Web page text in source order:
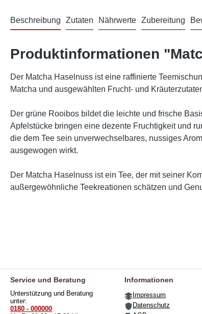
Beschreibung Zutaten Nährwerte Zubereitung
Produktinformationen
Der Matcha Haselnuss ist eine raffinierte
Matcha und ausgewählten Frucht- und
Der grüne Rooibos bildet die leichte und frische
Apfelstücke bringen eine dezente Fruchtigkeit und
die dem Tee sein unverwechselbares, nussiges
ausgewogen wirkt.
Der Matcha Haselnuss ist ein Tee, der mit seiner
außergewöhnliche Teekreationen schätzen und
Service und Beratung
Unterstützung und Beratung
unter:
0180 - 000000
Informationen
Impressum
Datenschutz